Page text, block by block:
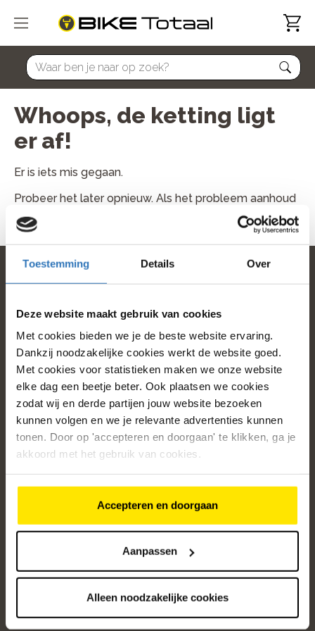
Toestemming Details Over
Deze website maakt gebruik van cookies
Met cookies bieden we je de beste website ervaring.
Dankzij noodzakelijke cookies werkt de website goed.
Met cookies voor statistieken maken we onze website
elke dag een beetje beter. Ook plaatsen we cookies
zodat wij en derde partijen jouw website bezoeken
kunnen volgen en we je relevante advertenties kunnen
tonen. Door op 'accepteren en doorgaan' te klikken, ga je
akkoord met het gebruik van cookies.
Accepteren en doorgaan
Aanpassen
Alleen noodzakelijke cookies
home
Whoops, de ketting ligt
er af!
Er is iets mis gegaan.
Probeer het later opnieuw. Als het probleem aanhoud
neem dan contact met ons op.
home
Populaire categorieën
Onze service
Klantenservice
Over ons
4.8 /5
Altijd op de hoogte van onze acties
Ontvang de beste aanbiedingen en persoonlijk advies.
Aanmelden